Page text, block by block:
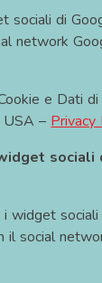
sociali di
network
e Dati di
– Privacy
sociali
i widget
il social